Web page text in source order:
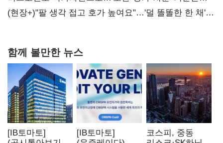
숙제
(현장+)"팔 생각 접고 호가 높여요"…'덜 똘똘한 한 채'
함께 볼만한 뉴스
[IB토마토]
[IB토마토]
코스피, 중동